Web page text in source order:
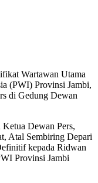
Wartawan Utama
(PWI) Provinsi Jambi,
di Gedung Dewan
Ketua Dewan Pers,
Atal Sembiring Depari
kepada Ridwan
Provinsi Jambi